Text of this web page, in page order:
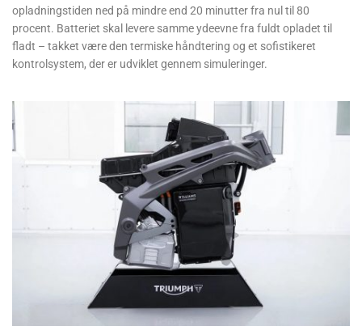
opladningstiden ned på mindre end 20 minutter fra nul til 80
procent. Batteriet skal levere samme ydeevne fra fuldt opladet til
fladt – takket være den termiske håndtering og et sofistikeret
kontrolsystem, der er udviklet gennem simuleringer.